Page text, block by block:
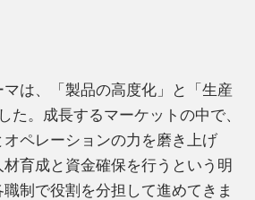
は、「製品の高度化」と「生産
た。成長するマーケットの中で、
ペレーションの力を磨き上げ
育成と資金確保を行うという明
制で役割を分担して進めてきま